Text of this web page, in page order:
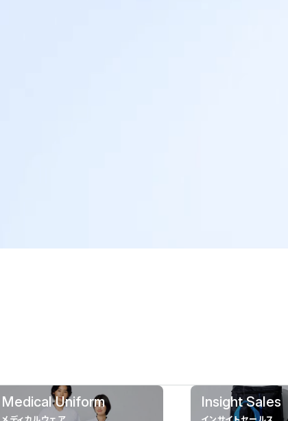
Medical Uniform
メディカルウェア
Insight Sales
インサイトセールス